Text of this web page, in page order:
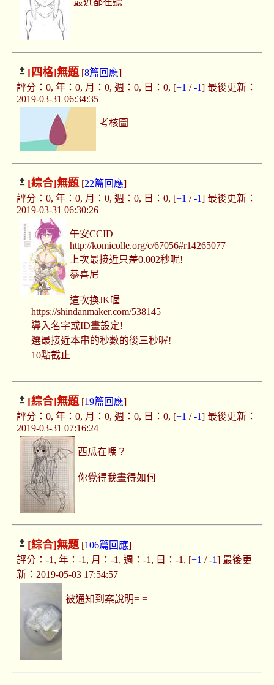
[四格]無題[8篇回應]
評分：0, 年：0, 月：0, 週：0, 日：0, [+1 /-1] 最後更新：
2019-03-31 06:34:35
考核圖
[綜合]無題[22篇回應]
評分：0, 年：0, 月：0, 週：0, 日：0, [+1 /-1] 最後更新：
2019-03-31 06:30:26
午安CCID
http://komicolle.org/c/67056#r14265077
上次最接近只差0.002秒呢!
恭喜尼
這次換JK喔
https://shindanmaker.com/538145
導入名字或ID畫設定!
選最接近本串的秒數的後三秒喔!
10點截止
[綜合]無題[19篇回應]
評分：0, 年：0, 月：0, 週：0, 日：0, [+1 /-1] 最後更新：
2019-03-31 07:16:24
西瓜在嗎？
你覺得我畫得如何
[綜合]無題[106篇回應]
評分：-1, 年：-1, 月：-1, 週：-1, 日：-1, [+1 /-1] 最後更
新：2019-05-03 17:54:57
被通知到案說明= =